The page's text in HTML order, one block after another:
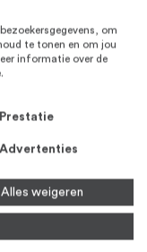
buis MOD 1020
om
te tonen en om jou
informatie over de
Prestatie
Advertenties
Alles weigeren